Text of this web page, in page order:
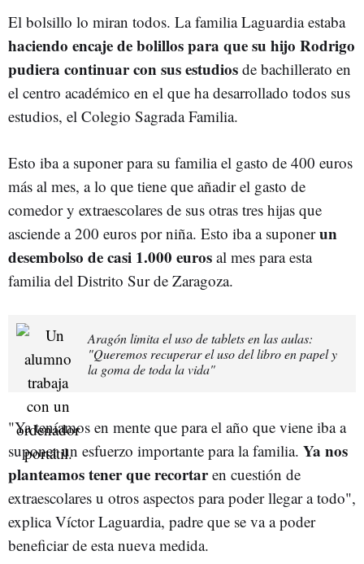
El bolsillo lo miran todos. La familia Laguardia estaba
haciendo encaje de bolillos para que su hijo Rodrigo
pudiera continuar con sus estudios de bachillerato en
el centro académico en el que ha desarrollado todos sus
estudios, el Colegio Sagrada Familia.
Esto iba a suponer para su familia el gasto de 400 euros
más al mes, a lo que tiene que añadir el gasto de
comedor y extraescolares de sus otras tres hijas que
asciende a 200 euros por niña. Esto iba a suponerun
desembolso de casi 1.000 euros al mes para esta
familia del Distrito Sur de Zaragoza.
Aragón limita el uso de tablets en las aulas:
"Queremos recuperar el uso del libro en papel y
la goma de toda la vida"
"Ya teníamos en mente que para el año que viene iba a
suponer un esfuerzo importante para la familia. Ya nos
planteamos tener que recortaren cuestión de
extraescolares u otros aspectos para poder llegar a todo",
explica Víctor Laguardia, padre que se va a poder
beneficiar de esta nueva medida.